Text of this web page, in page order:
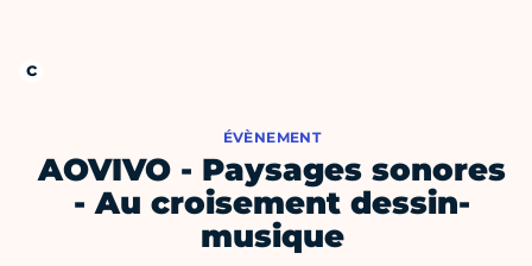
ÉVÈNEMENT
AOVIVO - Paysages sonores
- Au croisement dessin-
musique